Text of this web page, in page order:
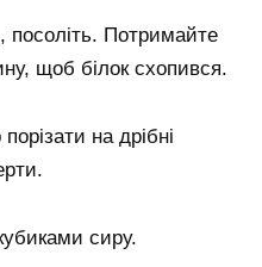
посоліть. Потримайте
щоб білок схопився.
на дрібні
сиру.